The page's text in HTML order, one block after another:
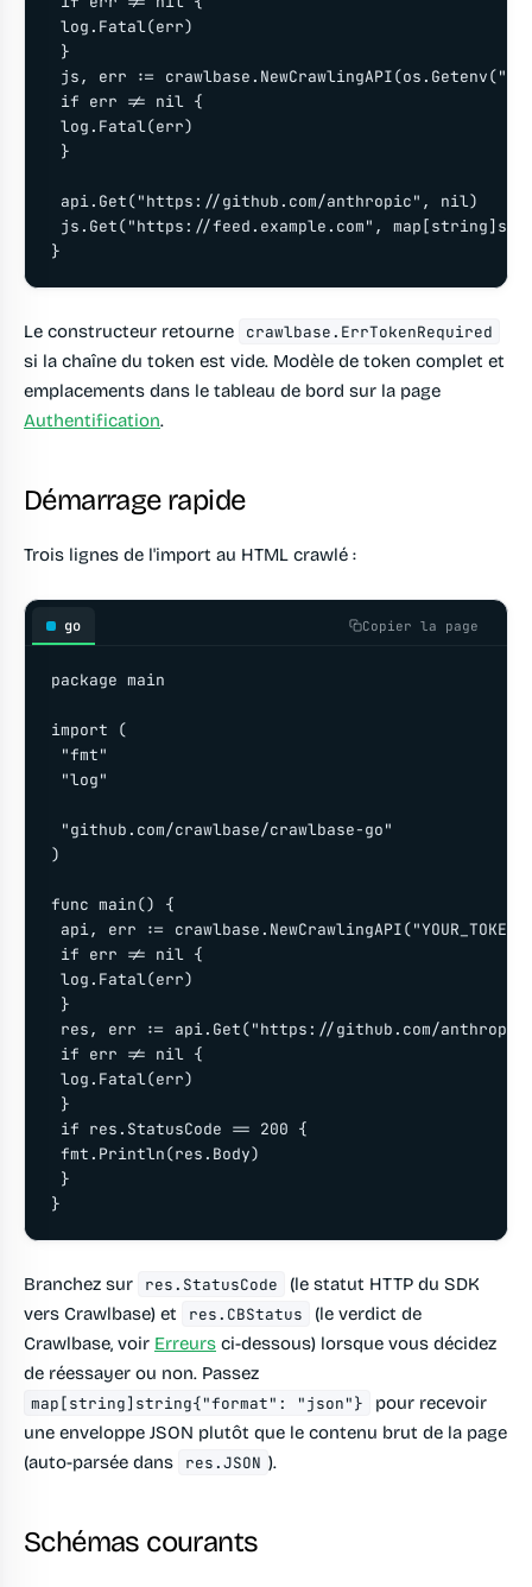
log.Fatal(err)
}
js, err :=
if err != nil {
log.Fatal(err)
}
api.Get("https://github.com/anthropic", nil)
js.Get("https://feed.example.com",
Le constructeur retourne crawlbase.ErrTokenRequired
si la chaîne du token est vide. Modèle de token complet et
emplacements dans le tableau de bord sur la page
Authentification.
Démarrage rapide
Trois lignes de l'import au HTML crawlé :
go Copier la page
package main
import (
"fmt"
"log"
"github.com/crawlbase/crawlbase-go"
)
func main() {
api, err :=
if err != nil {
log.Fatal(err)
}
res, err := api.Get("https://github.com/
if err != nil {
log.Fatal(err)
}
if res.StatusCode == 200 {
fmt.Println(res.Body)
}
Branchez sur res.StatusCode
(le statut HTTP du SDK
vers Crawlbase) et
res.CBStatus
(le verdict de
Crawlbase, voir Erreurs ci-dessous) lorsque vous décidez
de réessayer ou non. Passez
map[string]string{"format": "json"}
pour recevoir
une enveloppe JSON plutôt que le contenu brut de la page
(auto-parsée dans
res.JSON ).
Schémas courants